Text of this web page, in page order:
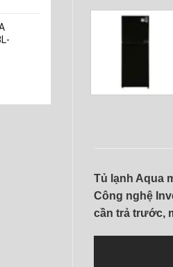
Tủ lạnh Aqua
Công nghệ
cần trả trước,